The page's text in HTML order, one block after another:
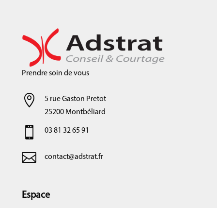
Prendre soin de vous

5 rue Gaston Pretot
25200 Montbéliard
 03 81 32 65 91
 contact@adstrat.fr
Espace